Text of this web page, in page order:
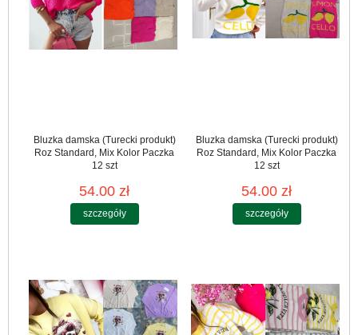
Bluzka damska (Turecki produkt)
Roz Standard, Mix Kolor Paczka
12 szt
54.00 zł
szczegóły
Bluzka damska (Turecki produkt)
Roz Standard, Mix Kolor Paczka
12 szt
54.00 zł
szczegóły